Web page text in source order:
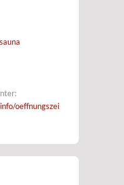
oeffnungszei